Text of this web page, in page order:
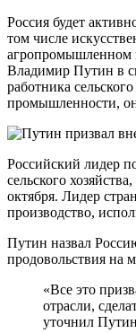
Россия будет
том числе
агропромышленном
Владимир Путин в
работника
промышленности,
Российский лидер
сельского
октября. Лидер
производство,
Путин назвал
продовольствия на
«Все это
отрасли,
уточнил